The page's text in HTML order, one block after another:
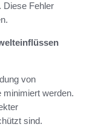
Diese Fehler
von
minimiert werden.
sind.